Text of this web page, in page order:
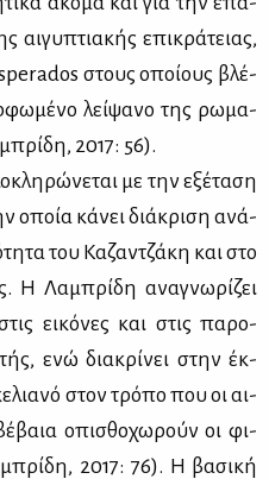
επι­κρά­τειας,
στους οποί­ους βλέ­
λεί­ψα­νο της ρω­μα­
2017: 56).
με την εξέ­τα­ση
οποία κά­νει διά­κρι­ση ανά­
του Κα­ζαν­τζά­κη και στο
Η Λα­μπρί­δη ανα­γνω­ρί­ζει
ει­κό­νες και στις πα­ρο­
ενώ δια­κρί­νει στην έκ­
στον τρό­πο που οι αι­
οπι­σθο­χω­ρούν οι φι­
2017: 76). Η βα­σι­κή